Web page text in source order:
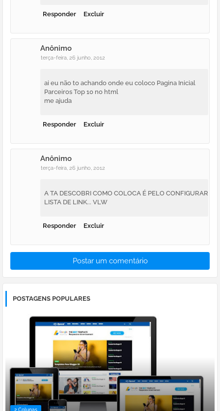
Responder Excluir
Anônimo
terça-feira, 26 junho, 2012
ai eu não to achando onde eu coloco Pagina Inicial
Parceiros Top 10 no html
me ajuda
Responder Excluir
Anônimo
terça-feira, 26 junho, 2012
A TA DESCOBRI COMO COLOCA É PELO CONFIGURAR
LISTA DE LINK... VLW
Responder Excluir
Postar um comentário
POSTAGENS POPULARES
2 Colunas